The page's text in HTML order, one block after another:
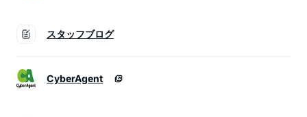
スタッフブログ
CyberAgent